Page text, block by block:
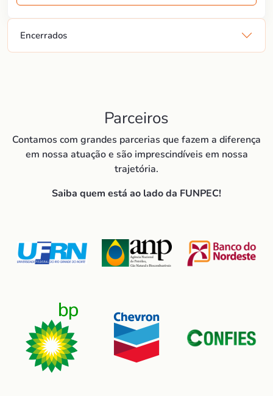
Encerrados
Parceiros
Contamos com grandes parcerias que fazem a diferença
em nossa atuação e são imprescindíveis em nossa
trajetória.
Saiba quem está ao lado da FUNPEC!